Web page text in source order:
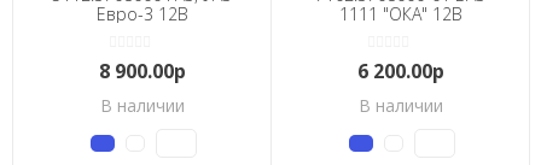
Евро-3 12В
8 900.00р
В наличии
1111 "ОКА" 12В
6 200.00р
В наличии